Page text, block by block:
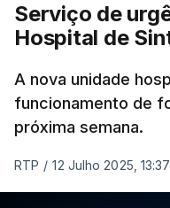
Serviço de
Hospital de
A nova unidade
funcionamento de
próxima semana.
RTP / 12 Julho 2025, 13:37